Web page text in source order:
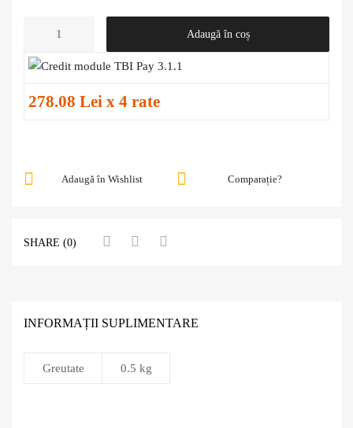
Adaugă în coș
278.08 Lei x 4 rate
Comparație?
Adaugă în Wishlist
SHARE (0)
INFORMAȚII SUPLIMENTARE
Greutate 0.5 kg